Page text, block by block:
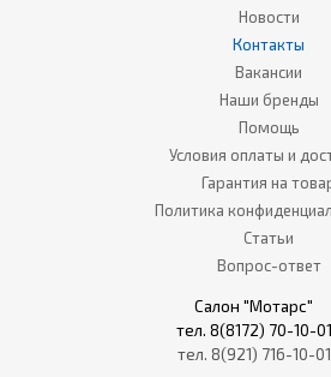
Новости
Контакты
Вакансии
Наши бренды
Помощь
Условия оплаты и
Гарантия на
Политика
Статьи
Вопрос-ответ
Салон "Мотарс"
тел. 8(8172) 70-10-01
тел. 8(921) 716-10-01